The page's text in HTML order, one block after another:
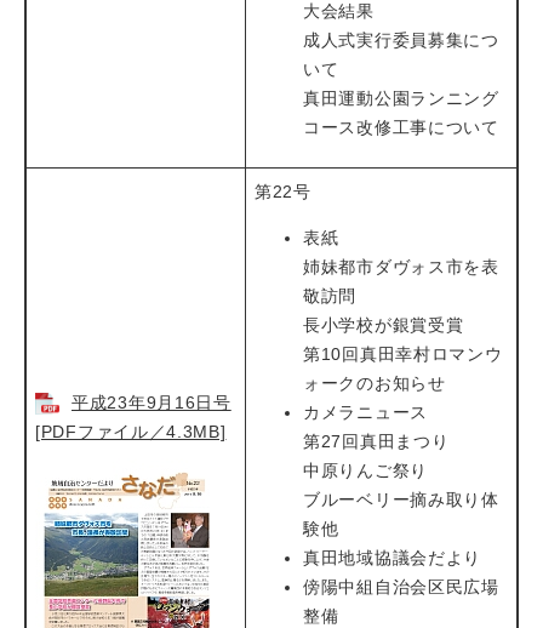
大会結果
成人式実行委員募集につ
いて
真田運動公園ランニング
コース改修工事について
平成23年9月16日号
[PDFファイル／4.3MB]
第22号
表紙
姉妹都市ダヴォス市を表
敬訪問
長小学校が銀賞受賞
第10回真田幸村ロマンウ
ォークのお知らせ
カメラニュース
第27回真田まつり
中原りんご祭り
ブルーベリー摘み取り体
験他
真田地域協議会だより
傍陽中組自治会区民広場
整備